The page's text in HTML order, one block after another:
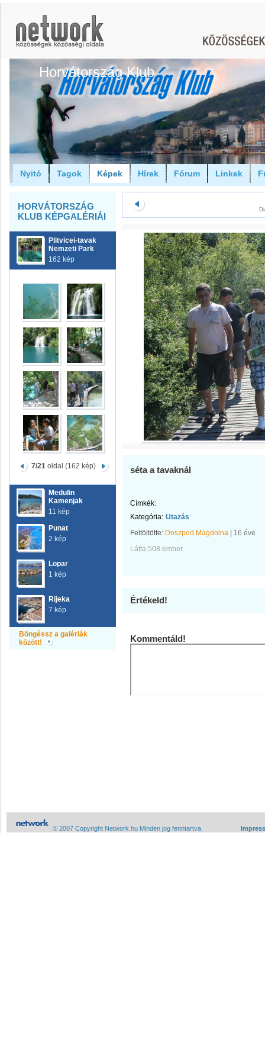
Horvátország Klub
Nyitó Tagok Képek Hírek Fórum Linkek
HORVÁTORSZÁG
KLUB KÉPGALÉRIÁI
Plitvicei-tavak
Nemzeti Park
162 kép
7/21oldal (162 kép)
Medulin
Kamenjak
11 kép
Punat
2 kép
Lopar
1 kép
Rijeka
7 kép
Böngéssz a galériák
között!
séta a tavaknál
Címkék:
Kategória: Utazás
Feltöltötte: Doszpod Magdolna
16 éve
Látta 508 ember.
Értékeld!
Kommentáld!
© 2007 Copyright Network.hu Minden jog fenntartva.